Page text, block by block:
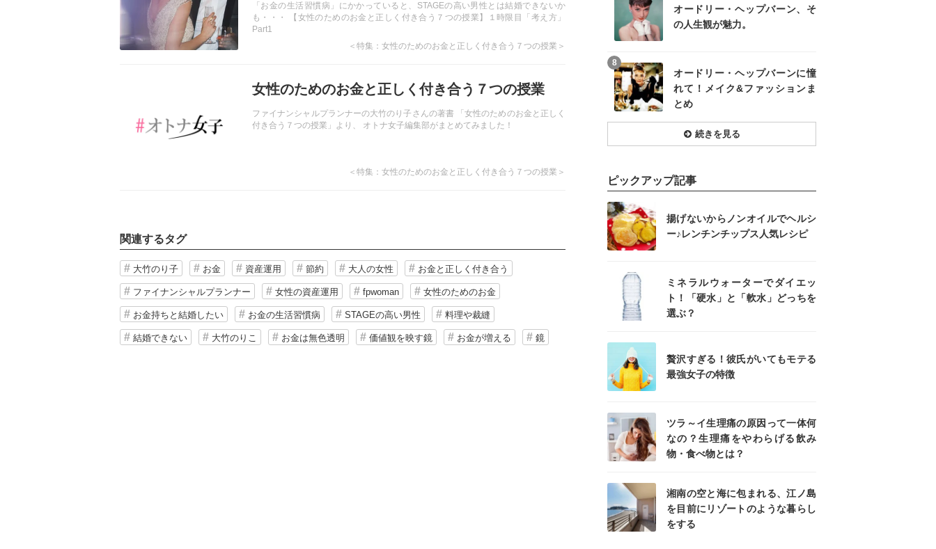
「お金の生活習慣病」にかかっていると、STAGEの高い男性とは結婚できないか
も・・・ 【女性のためのお金と正しく付き合う７つの授業】１時限目「考え方」
Part1
＜特集：女性のためのお金と正しく付き合う７つの授業＞
女性のためのお金と正しく付き合う７つの授業
ファイナンシャルプランナーの大竹のり子さんの著書 「女性のためのお金と正しく
付き合う７つの授業」より、 オトナ女子編集部がまとめてみました！
＜特集：女性のためのお金と正しく付き合う７つの授業＞
関連するタグ
大竹のり子 お金 資産運用 節約 大人の女性 お金と正しく付き合う
ファイナンシャルプランナー 女性の資産運用 fpwoman 女性のためのお金
お金持ちと結婚したい お金の生活習慣病 STAGEの高い男性 料理や裁縫
結婚できない 大竹のりこ お金は無色透明 価値観を映す鏡 お金が増える 鏡
オードリー・ヘップバーン、そ
の人生観が魅力。
オードリー・ヘップバーンに憧
れて！メイク&ファッションま
とめ
8
続きを見る
ピックアップ記事
揚げないからノンオイルでヘルシ
ー♪レンチンチップス人気レシピ
ミネラルウォーターでダイエッ
ト！「硬水」と「軟水」どっちを
選ぶ？
贅沢すぎる！彼氏がいてもモテる
最強女子の特徴
ツラ～イ生理痛の原因って一体何
なの？生理痛をやわらげる飲み
物・食べ物とは？
湘南の空と海に包まれる、江ノ島
を目前にリゾートのような暮らし
をする